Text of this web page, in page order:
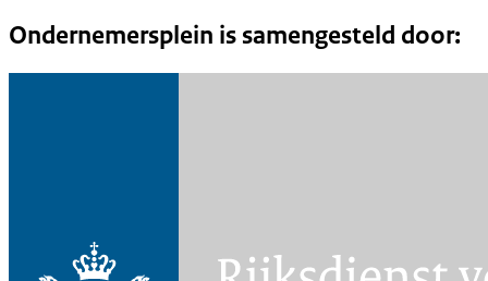
Ondernemersplein is samengesteld door: